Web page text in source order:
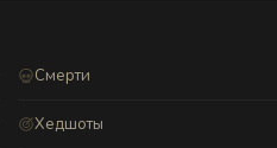
Смерти
Хедшоты